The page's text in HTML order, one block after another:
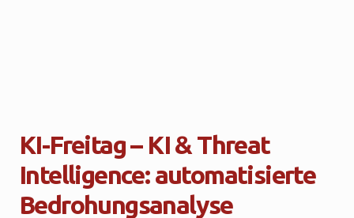
KI-Freitag – KI & Threat
Intelligence: automatisierte
Bedrohungsanalyse